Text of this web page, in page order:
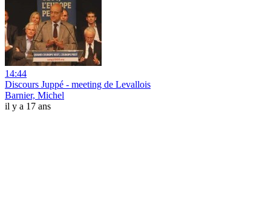
14:44
Discours Juppé - meeting de Levallois
Barnier, Michel
il y a 17 ans